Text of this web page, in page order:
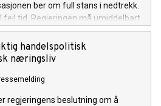
ber om full stans i nedtrekk.
feil tid. Regjeringen må umiddelbart
alle områder unntatt de grønne,
Robert H. Eriksson.
handelspolitisk
næringsliv
regjeringens beslutning om å